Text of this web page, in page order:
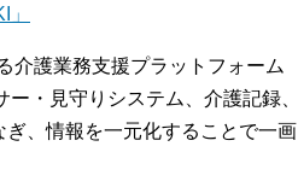
介護業務支援プラットフォーム
・見守りシステム、介護記録、
、情報を一元化することで一画